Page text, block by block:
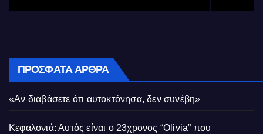
ΠΡΌΣΦΑΤΑ ΆΡΘΡΑ
«Αν διαβάσετε ότι αυτοκτόνησα, δεν συνέβη»
Κεφαλονιά: Αυτός είναι ο 23χρονος “Olivia” που